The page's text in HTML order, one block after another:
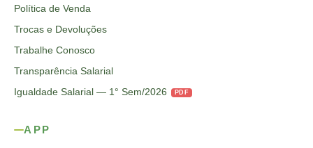
Política de Venda
Trocas e Devoluções
Trabalhe Conosco
Transparência Salarial
Igualdade Salarial — 1° Sem/2026
PDF
APP